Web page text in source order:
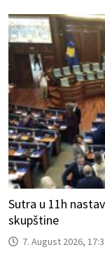
Sutra u 11h
skupštine
7. August 2026,